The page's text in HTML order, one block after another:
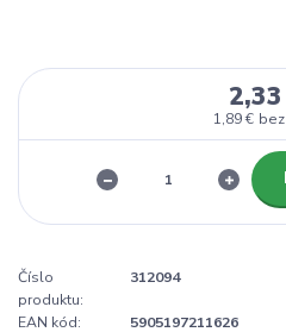
1,89 €
Číslo
produktu:
312094
EAN kód:
5905197211626